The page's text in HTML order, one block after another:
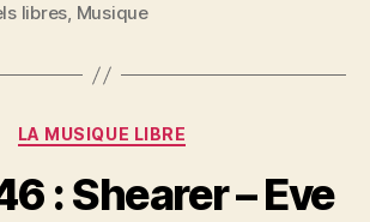
libres, Musique
Catégories
LA MUSIQUE LIBRE
: Shearer – Eve